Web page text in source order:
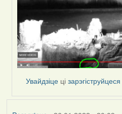
Увайдзіце цізарэгіструйцеся